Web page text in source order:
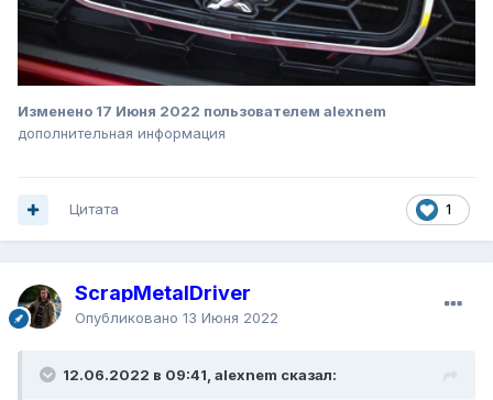
Изменено 17 Июня 2022 пользователем alexnem
дополнительная информация
1
Цитата
ScrapMetalDriver
Опубликовано 13 Июня 2022
12.06.2022 в 09:41, alexnem сказал: